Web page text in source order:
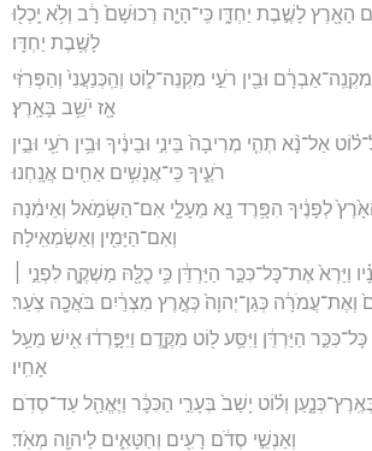
הָאָ֖רֶץ לָשֶׁ֣בֶת יַחְדָּ֑ו כִּֽי־הָיָ֤ה רְכוּשָׁם֙ רָ֔ב וְלֹ֥א יָֽכְל֖וּ
לָשֶׁ֥בֶת יַחְדָּֽו׃
מִקְנֵֽה־אַבְרָ֔ם וּבֵ֖ין רֹעֵ֣י מִקְנֵה־ל֑וֹט וְהַֽכְּנַעֲנִי֙ וְהַפְּרִזִּ֔י
אָ֖ז יֹשֵׁ֥ב בָּאָֽרֶץ׃
אַל־נָ֨א תְהִ֤י מְרִיבָה֙ בֵּינִ֣י וּבֵינֶ֔יךָ וּבֵ֥ין רֹעַ֖י וּבֵ֣ין
רֹעֶ֑יךָ כִּֽי־אֲנָשִׁ֥ים אַחִ֖ים אֲנָֽחְנוּ׃
לְפָנֶ֔יךָ הִפָּ֥רֶד נָ֖א מֵעָלָ֑י אִם־הַשְּׂמֹ֣אל וְאֵימִ֔נָה
וְאִם־הַיָּמִ֖ין וְאַשְׂמְאִֽילָה׃
וַיַּרְא֙ אֶת־כָּל־כִּכַּ֣ר הַיַּרְדֵּ֔ן כִּ֥י כֻלָּ֖הּ מַשְׁקֶ֑ה לִפְנֵ֣י ׀
כְּגַן־יְהוָה֙ כְּאֶ֣רֶץ מִצְרַ֔יִם בֹּאֲכָ֖ה צֹֽעַר׃
כָּל־כִּכַּ֣ר הַיַּרְדֵּ֔ן וַיִּסַּ֥ע ל֖וֹט מִקֶּ֑דֶם וַיִּפָּ֣רְד֔וּ אִ֖ישׁ מֵעַ֥ל
אָחִֽיו׃
וְל֗וֹט יָשַׁב֙ בְּעָרֵ֣י הַכִּכָּ֔ר וַיֶּאֱהַ֖ל עַד־סְדֹֽם׃
וְאַנְשֵׁ֣י סְדֹ֔ם רָעִ֖ים וְחַטָּאִ֑ים לַיהוָ֖ה מְאֹֽד׃